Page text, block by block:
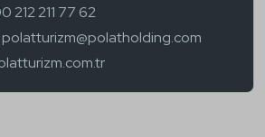
212 211 77 62
polatturizm@polatholding.com